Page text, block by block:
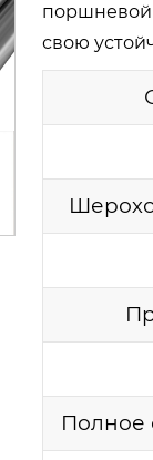
поршневой
свою
Полное